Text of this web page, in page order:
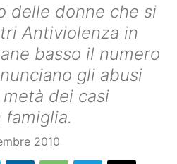
delle donne che si
Antiviolenza in
basso il numero
gli abusi
dei casi
famiglia.
2010